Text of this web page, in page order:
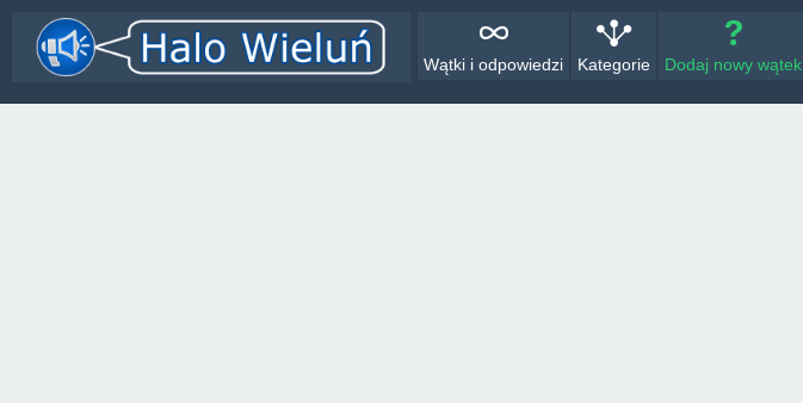
Wątki i odpowiedzi Kategorie Dodaj nowy wątek